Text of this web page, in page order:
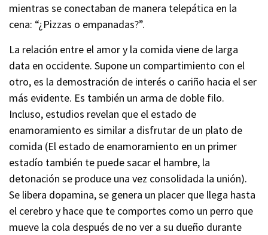
mientras se conectaban de manera telepática en la
cena: “¿Pizzas o empanadas?”.
La relación entre el amor y la comida viene de larga
data en occidente. Supone un compartimiento con el
otro, es la demostración de interés o cariño hacia el ser
más evidente. Es también un arma de doble filo.
Incluso, estudios revelan que el estado de
enamoramiento es similar a disfrutar de un plato de
comida (El estado de enamoramiento en un primer
estadío también te puede sacar el hambre, la
detonación se produce una vez consolidada la unión).
Se libera dopamina, se genera un placer que llega hasta
el cerebro y hace que te comportes como un perro que
mueve la cola después de no ver a su dueño durante